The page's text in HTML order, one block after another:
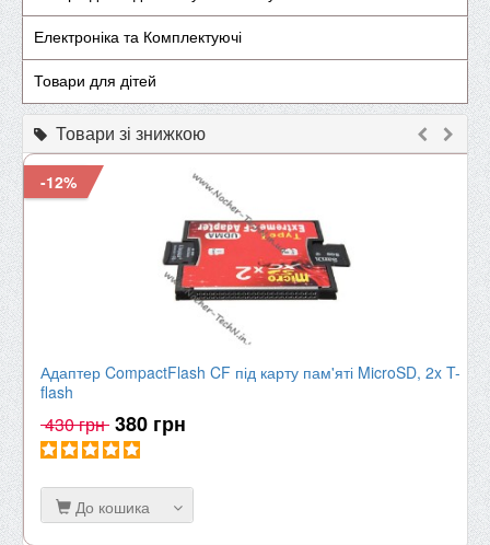
Електроніка та Комплектуючі
Товари для дітей
Товари зі знижкою
-12%
Адаптер CompactFlash CF під карту пам'яті MicroSD, 2x T-
flash
430 грн 380 грн
До кошика